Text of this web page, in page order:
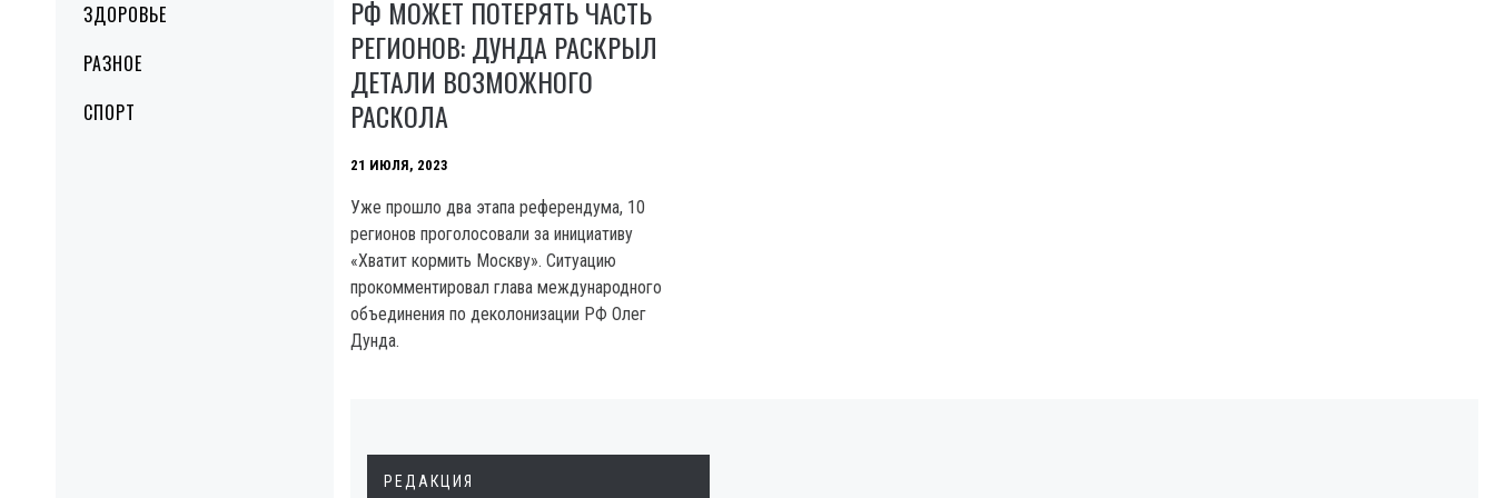
ЗДОРОВЬЕ
РАЗНОЕ
СПОРТ
РФ МОЖЕТ ПОТЕРЯТЬ ЧАСТЬ
РЕГИОНОВ: ДУНДА РАСКРЫЛ
ДЕТАЛИ ВОЗМОЖНОГО
РАСКОЛА
21 ИЮЛЯ, 2023
Уже прошло два этапа референдума, 10
регионов проголосовали за инициативу
«Хватит кормить Москву». Ситуацию
прокомментировал глава международного
объединения по деколонизации РФ Олег
Дунда.
РЕДАКЦИЯ